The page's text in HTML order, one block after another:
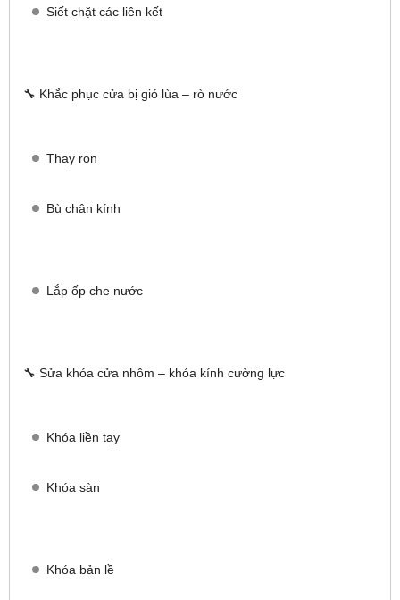
Siết chặt các liên kết
🔧 Khắc phục cửa bị gió lùa – rò nước
Thay ron
Bù chân kính
Lắp ốp che nước
🔧 Sửa khóa cửa nhôm – khóa kính cường lực
Khóa liền tay
Khóa sàn
Khóa bản lề